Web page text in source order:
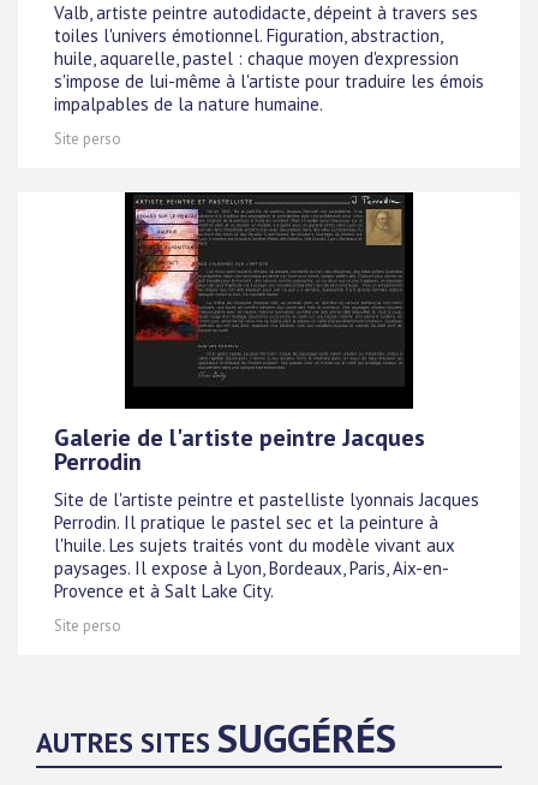
Valb, artiste peintre autodidacte, dépeint à travers ses
toiles l'univers émotionnel. Figuration, abstraction,
huile, aquarelle, pastel : chaque moyen d'expression
s'impose de lui-même à l'artiste pour traduire les émois
impalpables de la nature humaine.
Site perso
Galerie de l'artiste peintre Jacques
Perrodin
Site de l'artiste peintre et pastelliste lyonnais Jacques
Perrodin. Il pratique le pastel sec et la peinture à
l'huile. Les sujets traités vont du modèle vivant aux
paysages. Il expose à Lyon, Bordeaux, Paris, Aix-en-
Provence et à Salt Lake City.
Site perso
AUTRES SITES SUGGÉRÉS